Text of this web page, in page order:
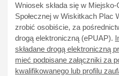
Wniosek składa się w
Społecznej w Wiskitkach Plac
zrobić osobiście, za
drogą elektroniczną (ePUAP).
składane drogą elektroniczną
mieć podpisane załączniki za
kwalifikowanego lub profilu